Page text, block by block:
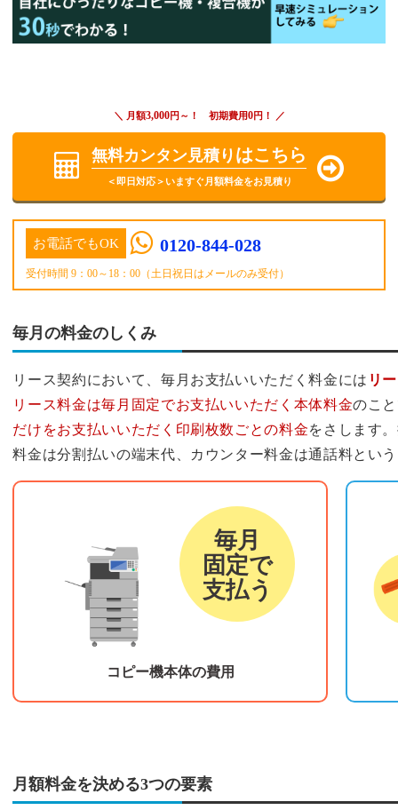
＼ 月額3,000円～！ 初期費用0円！ ／
無料カンタン見積り はこちら
＜即日対応＞いますぐ月額料金をお見積り
お電話でもOK 0120-844-028
受付時間 9：00～18：00（土日祝日はメールのみ受付）
毎月の料金のしくみ
リース契約において、毎月お支払いいただく料金には リ
リース料金は毎月固定でお支払いいただく本体料金のこ
だけをお支払いいただく印刷枚数ごとの料金をさします
料金は分割払いの端末代、カウンター料金は通話料とい
毎月
固定で
支払う
コピー機本体の費用
月額料金を決める3つの要素